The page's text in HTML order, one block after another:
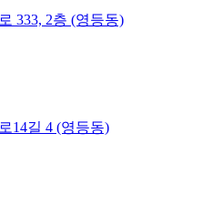
333, 2층 (영등동)
14길 4 (영등동)